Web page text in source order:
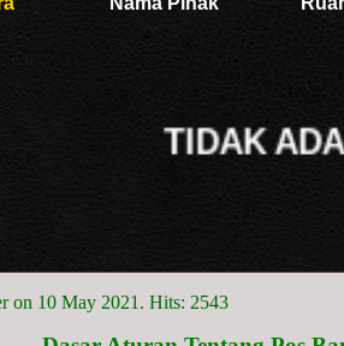
on 10 May 2021 . Hits: 2543